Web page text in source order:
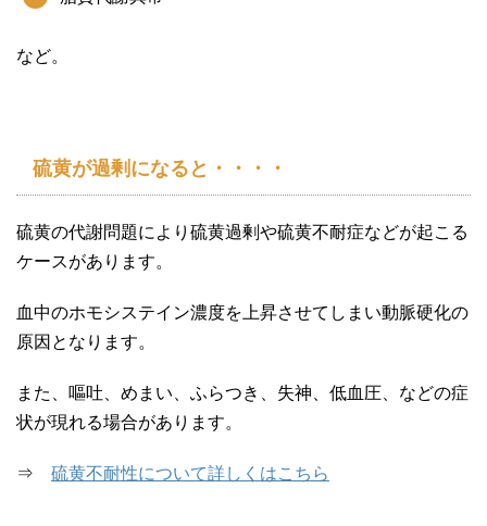
など。
硫黄が過剰になると・・・・
硫黄の代謝問題により硫黄過剰や硫黄不耐症などが起こる
ケースがあります。
血中のホモシステイン濃度を上昇させてしまい動脈硬化の
原因となります。
また、嘔吐、めまい、ふらつき、失神、低血圧、などの症
状が現れる場合があります。
⇒ 硫黄不耐性について詳しくはこちら